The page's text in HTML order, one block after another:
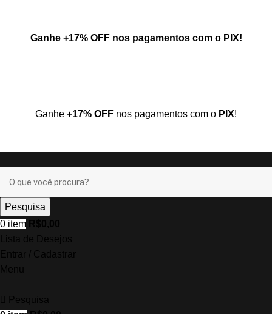
Ganhe +17% OFFnos pagamentos com o PIX!
Ganhe +17% OFF nos pagamentos com o PIX!
Pesquisa
0 item